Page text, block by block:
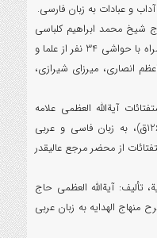
شیخ محمد ابراهیم کلباسی
(م 1261ق)، فقه فتوایی به زبان فارسی همراه با حواشی 34 نفر از علما و
انصاری، میرزای شیرازی،
آیةالله العظمی علامه
حاج شیخ محمد ابراهیم کلباسی (م 1261ق)، به زبان فاسی و عربی
و استفتائات از محضر مرجع عالیقدر
تألیف: آیةالله العظمی حاج
کلباسی (م 1278 ق)، شرح منهاج الهدایه به زبان عربی